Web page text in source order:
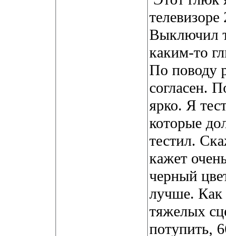
Выключил
каким-то
По поводу
согласен.
ярко. Я
которые
тестил.
кажет
черный
лучше. Как
тяжелых
потупить,